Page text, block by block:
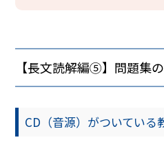
【長文読解編⑤】問題集
CD（音源）がついている